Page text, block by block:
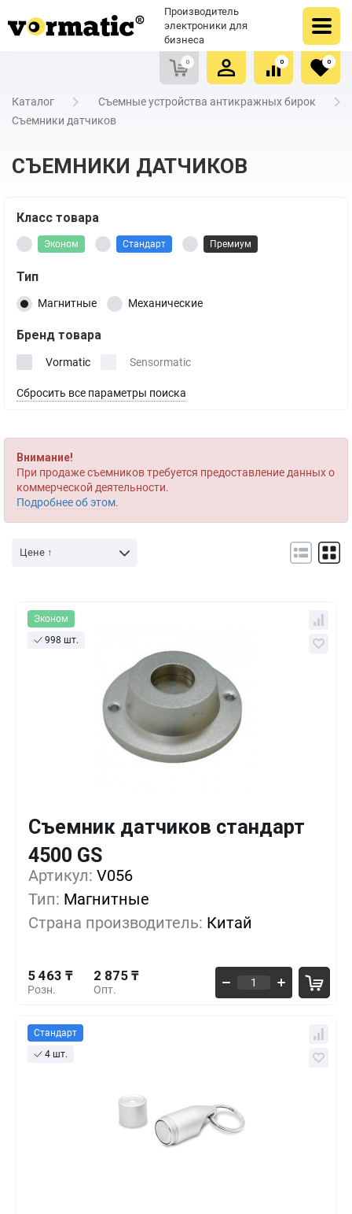
Производитель
электроники для
бизнеса
0
Очистить список сравнения
0
Очистить избранное
0
Каталог
Съемные устройства антикражных бирок
Съемники датчиков
СЪЕМНИКИ ДАТЧИКОВ
Класс товара
Эконом Стандарт Премиум
Тип
Магнитные Механические
Бренд товара
Vormatic Sensormatic
Сбросить все параметры поиска
Внимание!
При продаже съемников требуется предоставление данных о
коммерческой деятельности.
Подробнее об этом.
Цене ↑
Эконом
998 шт.
Съемник датчиков стандарт
4500 GS
Артикул: V056
Тип: Магнитные
Страна производитель: Китай
Розн.
5 463 ₸
Опт.
2 875 ₸
Выгода За 1 шт.
1+ 0%
10+ -10%
50+ -36%
Стандарт
4 шт.